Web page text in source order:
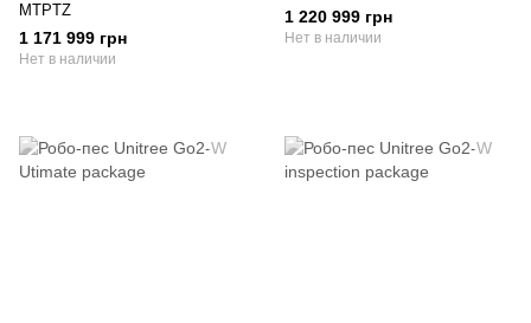
MTPTZ
1 171 999 грн
Нет в наличии
1 220 999 грн
Нет в наличии